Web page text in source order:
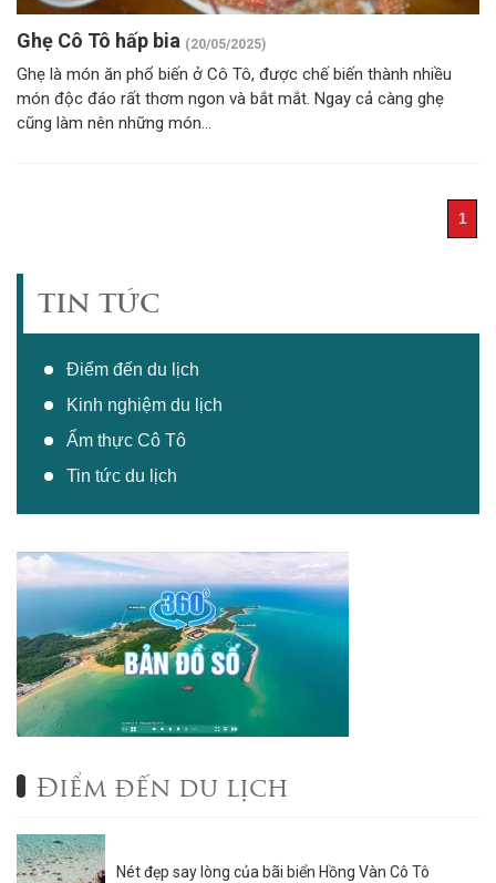
TIN TỨC
Điểm đến du lịch
Kinh nghiệm du lịch
Ẩm thực Cô Tô
Tin tức du lịch
Điểm đến du lịch
Nét đẹp say lòng của bãi biển Hồng Vàn Cô Tô
Ghẹ Cô Tô hấp bia (20/05/2025)
Ghẹ là món ăn phổ biến ở Cô Tô, được chế biến thành nhiều
món độc đáo rất thơm ngon và bắt mắt. Ngay cả càng ghẹ
cũng làm nên những món...
1